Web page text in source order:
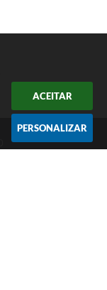
ACEITAR
PERSONALIZAR